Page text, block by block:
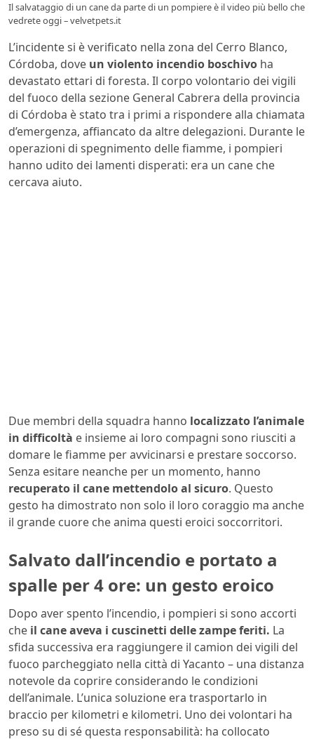
Il salvataggio di un cane da parte di un pompiere è il video più bello che
vedrete oggi – velvetpets.it
L’incidente si è verificato nella zona del Cerro Blanco,
Córdoba, dove un violento incendio boschivo ha
devastato ettari di foresta. Il corpo volontario dei vigili
del fuoco della sezione General Cabrera della provincia
di Córdoba è stato tra i primi a rispondere alla chiamata
d’emergenza, affiancato da altre delegazioni. Durante le
operazioni di spegnimento delle fiamme, i pompieri
hanno udito dei lamenti disperati: era un cane che
cercava aiuto.
Due membri della squadra hanno localizzato l’animale
in difficoltà e insieme ai loro compagni sono riusciti a
domare le fiamme per avvicinarsi e prestare soccorso.
Senza esitare neanche per un momento, hanno
recuperato il cane mettendolo al sicuro. Questo
gesto ha dimostrato non solo il loro coraggio ma anche
il grande cuore che anima questi eroici soccorritori.
Salvato dall’incendio e portato a
spalle per 4 ore: un gesto eroico
Dopo aver spento l’incendio, i pompieri si sono accorti
che il cane aveva i cuscinetti delle zampe feriti. La
sfida successiva era raggiungere il camion dei vigili del
fuoco parcheggiato nella città di Yacanto – una distanza
notevole da coprire considerando le condizioni
dell’animale. L’unica soluzione era trasportarlo in
braccio per kilometri e kilometri. Uno dei volontari ha
preso su di sé questa responsabilità: ha collocato